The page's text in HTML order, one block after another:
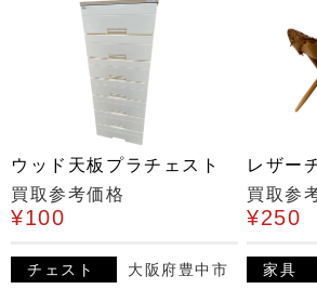
ウッド天板プラチェスト
買取参考価格
¥100
チェスト 大阪府豊中市
レザー
買取参
¥250
家具